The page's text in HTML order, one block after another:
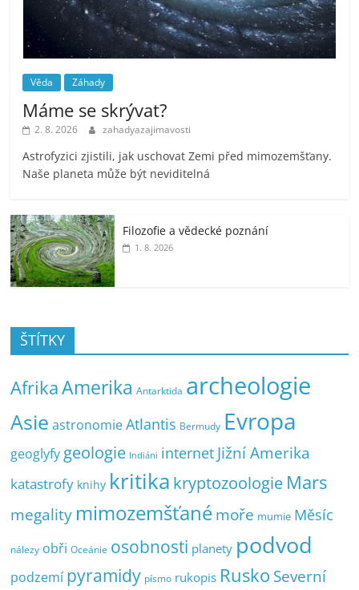
Věda Záhady
Máme se skrývat?
2. 8. 2026 zahadyazajimavosti
Astrofyzici zjistili, jak uschovat Zemi před mimozemšťany.
Naše planeta může být neviditelná
Filozofie a vědecké poznání
1. 8. 2026
ŠTÍTKY
AfrikaAmerika Antarktida archeologie
Asie astronomie Atlantis Bermudy Evropa
geoglyfy geologie Indiáni internet Jižní Amerika
katastrofy knihy kritika kryptozoologie Mars
megality mimozemšťanémoře mumie Měsíc
nálezy obři Oceánie osobnosti planety podvod
podzemí pyramidy písmo rukopis Rusko Severní